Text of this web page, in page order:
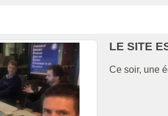
LE SITE
Ce soir, une